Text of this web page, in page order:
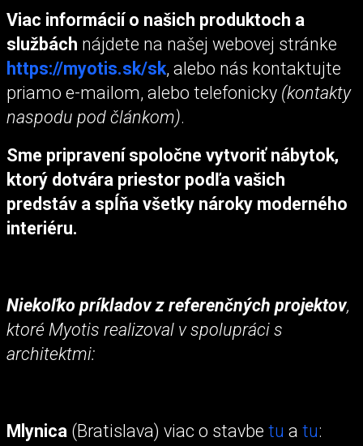
Viac informácií o našich produktoch a
službách nájdete na našej webovej stránke
https://myotis.sk/sk, alebo nás kontaktujte
priamo e-mailom, alebo telefonicky (kontakty
naspodu pod článkom).
Sme pripravení spoločne vytvoriť nábytok,
ktorý dotvára priestor podľa vašich
predstáv a spĺňa všetky nároky moderného
interiéru.
Niekoľko príkladov z referenčných projektov,
ktoré Myotis realizoval v spolupráci s
architektmi:
Mlynica (Bratislava) viac o stavbe tu a tu: